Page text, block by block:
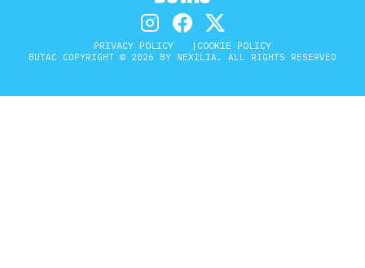
PRIVACY POLICY COOKIE POLICY
BUTAC COPYRIGHT © 2026 BY NEXILIA. ALL RIGHTS RESERVED